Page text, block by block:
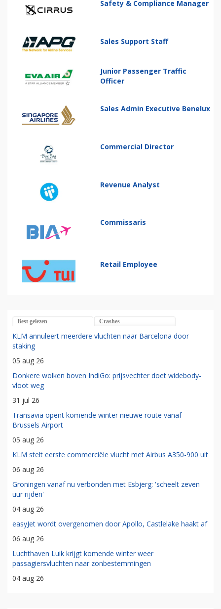
Safety & Compliance Manager
Sales Support Staff
Junior Passenger Traffic
Officer
Sales Admin Executive Benelux
Commercial Director
Revenue Analyst
Commissaris
Retail Employee
Best gelezen Crashes
KLM annuleert meerdere vluchten naar Barcelona door
staking
05 aug 26
Donkere wolken boven IndiGo: prijsvechter doet widebody-
vloot weg
31 jul 26
Transavia opent komende winter nieuwe route vanaf
Brussels Airport
05 aug 26
KLM stelt eerste commerciële vlucht met Airbus A350-900 uit
06 aug 26
Groningen vanaf nu verbonden met Esbjerg: 'scheelt zeven
uur rijden'
04 aug 26
easyJet wordt overgenomen door Apollo, Castlelake haakt af
06 aug 26
Luchthaven Luik krijgt komende winter weer
passagiersvluchten naar zonbestemmingen
04 aug 26